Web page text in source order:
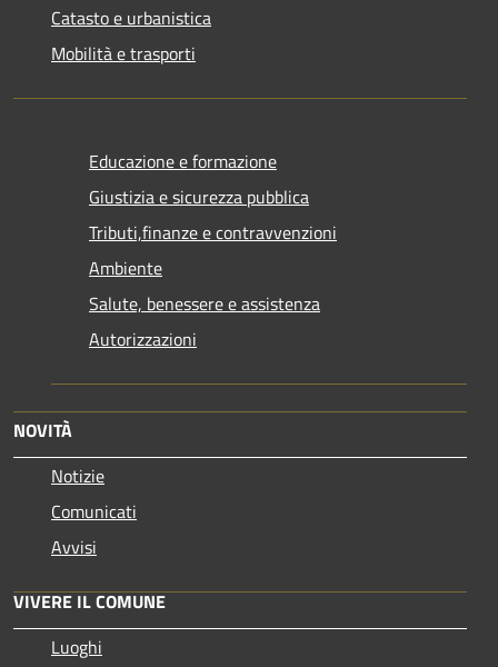
Catasto e urbanistica
Mobilità e trasporti
Educazione e formazione
Giustizia e sicurezza pubblica
Tributi,finanze e contravvenzioni
Ambiente
Salute, benessere e assistenza
Autorizzazioni
NOVITÀ
Notizie
Comunicati
Avvisi
VIVERE IL COMUNE
Luoghi